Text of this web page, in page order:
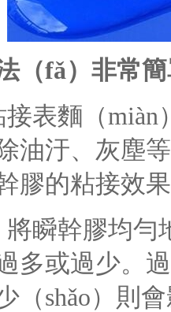
（fǎ）非常
表麵（
油汙、灰塵
膠的粘接效
瞬幹膠均
多或過少。
（shǎo）則